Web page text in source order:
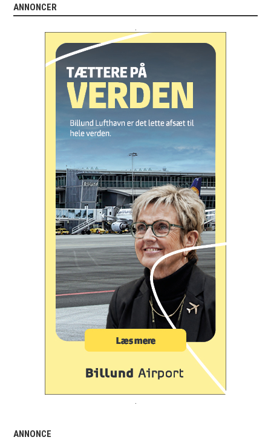
ANNONCER
ANNONCE